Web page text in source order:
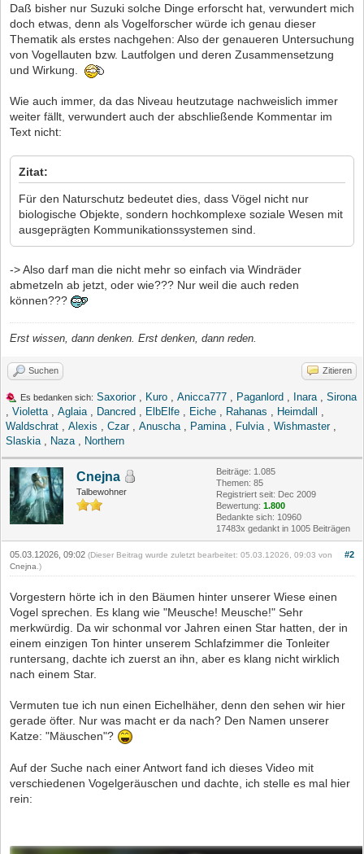
Daß bisher nur Suzuki solche Dinge erforscht hat, verwundert mich
doch etwas, denn als Vogelforscher würde ich genau dieser
Thematik als erstes nachgehen: Also der genaueren Untersuchung
von Vogellauten bzw. Lautfolgen und deren Zusammensetzung
und Wirkung.
Wie auch immer, da das Niveau heutzutage nachweislich immer
weiter fällt, verwundert auch der abschließende Kommentar im
Text nicht:
Zitat:
Für den Naturschutz bedeutet dies, dass Vögel nicht nur
biologische Objekte, sondern hochkomplexe soziale Wesen mit
ausgeprägten Kommunikationssystemen sind.
-> Also darf man die nicht mehr so einfach via Windräder
abmetzeln ab jetzt, oder wie??? Nur weil die auch reden
können???
Erst wissen, dann denken. Erst denken, dann reden.
Suchen Zitieren
Es bedanken sich: Saxorior, Kuro Anicca777 Paganlord Inara
Sirona
Violetta Aglaia Dancred ElbElfe Eiche Rahanas Heimdall
Waldschrat
Alexis Czar, Anuscha Pamina Fulvia Wishmaster,
Slaskia
Naza Northern
Cnejna
Talbewohner
Beiträge: 1.085
Themen: 85
Registriert seit: Dec 2009
Bewertung: 1.800
Bedankte sich: 10960
17483x gedankt in 1005 Beiträgen
#2
05.03.12026, 09:02 (Dieser Beitrag wurde zuletzt bearbeitet: 05.03.12026, 09:03 von
Cnejna .)
Vorgestern hörte ich in den Bäumen hinter unserer Wiese einen
Vogel sprechen. Es klang wie "Meusche! Meusche!" Sehr
merkwürdig. Da wir schonmal vor Jahren einen Star hatten, der in
einem einzigen Ton hinter unserem Schlafzimmer die Tonleiter
runtersang, dachte ich zuerst an ihn, aber es klang nicht wirklich
nach einem Star.
Vermuten tue ich nun einen Eichelhäher, denn den sehen wir hier
gerade öfter. Nur was macht er da nach? Den Namen unserer
Katze: "Mäuschen"?
Auf der Suche nach einer Antwort fand ich dieses Video mit
verschiedenen Vogelgeräuschen und dachte, ich stelle es mal hier
rein: